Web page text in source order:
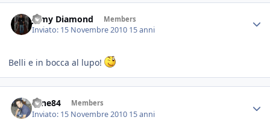
Jamy Diamond Members
Inviato: 15 Novembre 2010 15 anni
Belli e in bocca al lupo!
sane84 Members
Inviato: 15 Novembre 2010 15 anni